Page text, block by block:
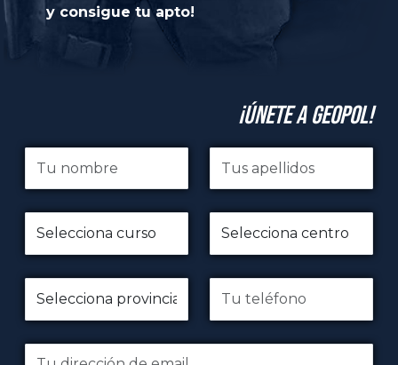
y consigue tu apto!
¡Únete a GeoPol!